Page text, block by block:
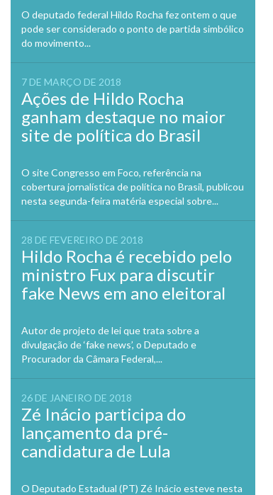
O deputado federal Hildo Rocha fez ontem o que
pode ser considerado o ponto de partida simbólico
do movimento...
7 DE MARÇO DE 2018
Ações de Hildo Rocha
ganham destaque no maior
site de política do Brasil
O site Congresso em Foco, referência na
cobertura jornalística de política no Brasil, publicou
nesta segunda-feira matéria especial sobre...
28 DE FEVEREIRO DE 2018
Hildo Rocha é recebido pelo
ministro Fux para discutir
fake News em ano eleitoral
Autor de projeto de lei que trata sobre a
divulgação de ‘fake news’, o Deputado e
Procurador da Câmara Federal,...
26 DE JANEIRO DE 2018
Zé Inácio participa do
lançamento da pré-
candidatura de Lula
O Deputado Estadual (PT) Zé Inácio esteve nesta